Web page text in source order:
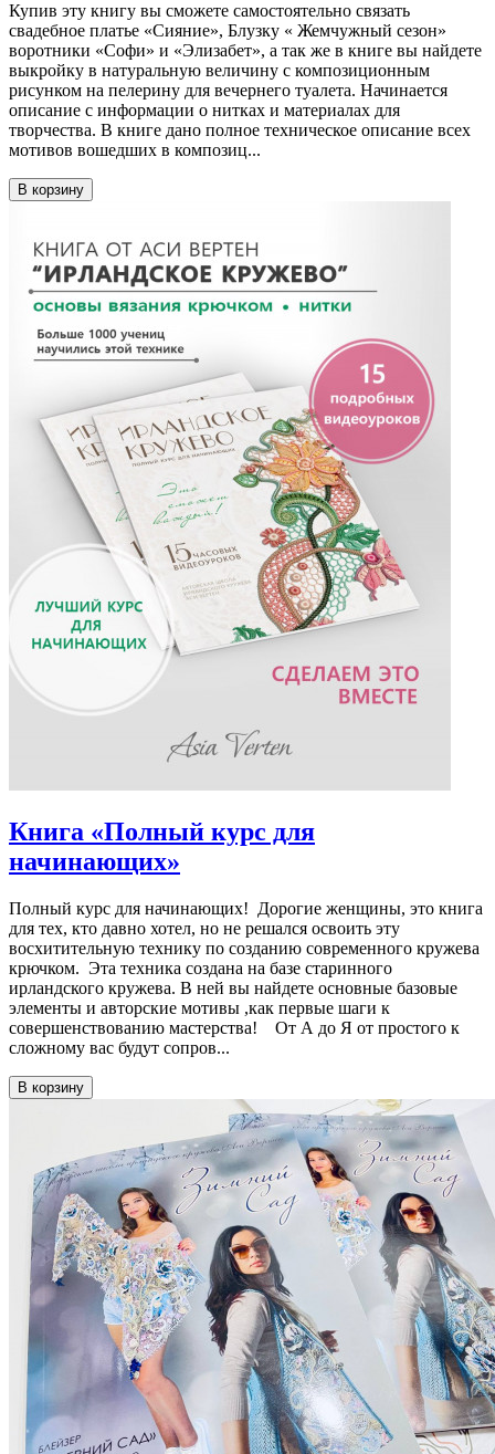
Купив эту книгу вы сможете самостоятельно связать
свадебное платье «Сияние», Блузку « Жемчужный сезон»
воротники «Софи» и «Элизабет», а так же в книге вы найдете
выкройку в натуральную величину с композиционным
рисунком на пелерину для вечернего туалета. Начинается
описание с информации о нитках и материалах для
творчества. В книге дано полное техническое описание всех
мотивов вошедших в композиц...
В корзину
Книга «Полный курс для
начинающих»
Полный курс для начинающих! Дорогие женщины, это книга
для тех, кто давно хотел, но не решался освоить эту
восхитительную технику по созданию современного кружева
крючком. Эта техника создана на базе старинного
ирландского кружева. В ней вы найдете основные базовые
элементы и авторские мотивы ,как первые шаги к
совершенствованию мастерства! От А до Я от простого к
сложному вас будут сопров...
В корзину